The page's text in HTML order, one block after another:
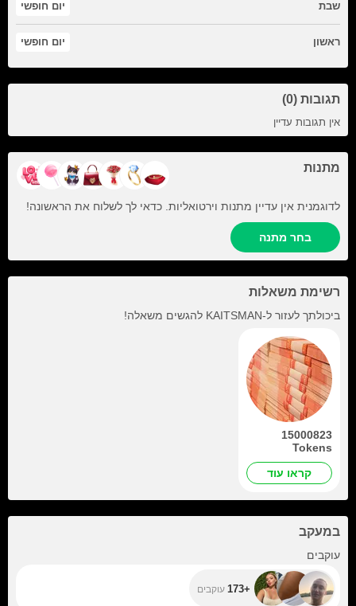
שבת יום חופשי
ראשון יום חופשי
תגובות (0)
אין תגובות עדיין
מתנות
לדוגמנית אין עדיין מתנות וירטואליות. כדאי לך לשלוח את הראשונה!
בחר מתנה
רשימת משאלות
ביכולתך לעזור ל-KAITSMAN להגשים משאלה!
15000823
Tokens
קראו עוד
במעקב
עוקבים
+173 עוקבים